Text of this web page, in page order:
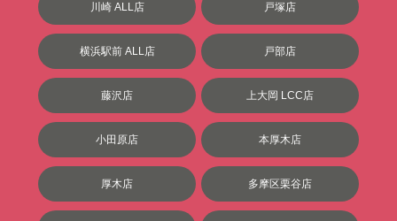
川崎 ALL店 戸塚店
横浜駅前 ALL店 戸部店
藤沢店 上大岡 LCC店
小田原店 本厚木店
厚木店 多摩区栗谷店